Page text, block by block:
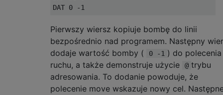
Pierwszy wiersz kopiuje bombę do linii
bezpośrednio nad programem. Następny
dodaje wartość bomby (
0 -1 ) do polecenia
ruchu, a także demonstruje użycie
@ trybu
adresowania. To dodanie powoduje, że
polecenie move wskazuje nowy cel.